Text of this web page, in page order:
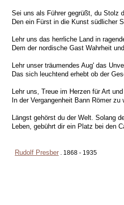
Sei uns als Führer gegrüßt, du Stolz
Den ein Fürst in die Kunst südlicher
Lehr uns das herrliche Land in
Dem der nordische Gast Wahrheit
Lehr unser träumendes Aug' das
Das sich leuchtend erhebt ob der
Lehr uns, Treue im Herzen für Art
In der Vergangenheit Bann Römer zu
Längst gehörst du der Welt. Solang
Leben, gebührt dir ein Platz bei den
Rudolf Presber . 1868 - 1935